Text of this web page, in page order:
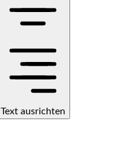
Text ausrichten